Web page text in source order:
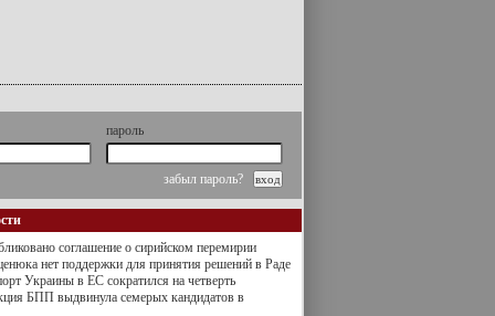
пароль
забыл пароль?
соглашение о сирийском перемирии
нет поддержки для принятия решений в Раде
Украины в ЕС сократился на четверть
БПП выдвинула семерых кандидатов в